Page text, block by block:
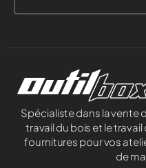
Spécialiste dans la vente
travail du bois et le
fournitures pour vos
de